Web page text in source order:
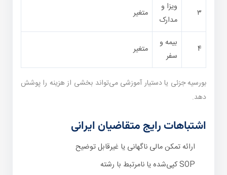
۳
ویزا و
مدارک
متغیر
۴
بیمه و
سفر
متغیر
بورسیه جزئی یا دستیار آموزشی می‌تواند بخشی از هزینه را پوشش
دهد.
اشتباهات رایج متقاضیان ایرانی
ارائه تمکن مالی ناگهانی یا غیرقابل توضیح
SOP کپی‌شده یا نامرتبط با رشته